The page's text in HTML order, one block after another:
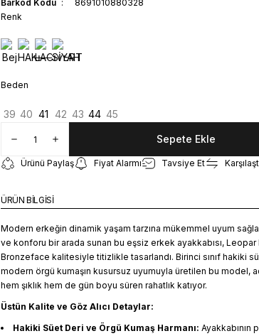
Barkod Kodu
8691010880328
Renk
Beden
39 40 41 42 43 44 45
Sepete Ekle
Ürünü Paylaş Fiyat Alarmı Tavsiye Et
ÜRÜN BİLGİSİ
Modern erkeğin dinamik yaşam tarzına mükemmel uyum
ve konforu bir arada sunan bu eşsiz erkek ayakkabısı, Leopar
Bronzeface kalitesiyle titizlikle tasarlandı. Birinci sınıf hakiki
modern örgü kumaşın kusursuz uyumuyla üretilen bu model,
hem şıklık hem de gün boyu süren rahatlık katıyor.
Üstün Kalite ve Göz Alıcı Detaylar:
Hakiki Süet Deri ve Örgü Kumaş Harmanı: Ayakkabının